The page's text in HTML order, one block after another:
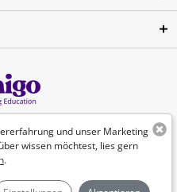
und unser Marketing
wissen möchtest, lies gern
.2026